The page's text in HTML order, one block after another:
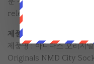
제품 정보
제품명 : 아디다스 오리지
Originals NMD City